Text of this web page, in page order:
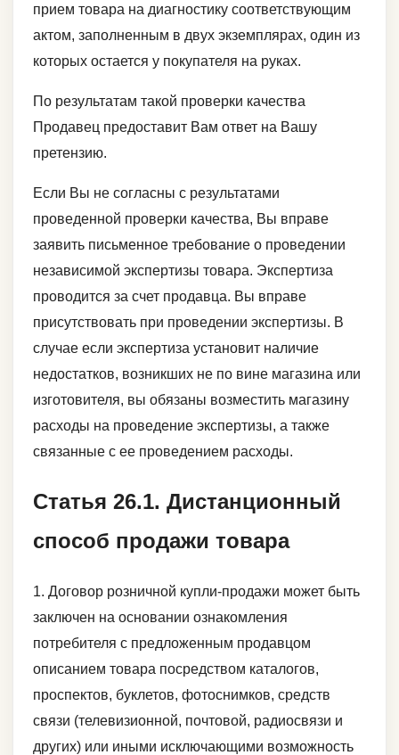
прием товара на диагностику соответствующим
актом, заполненным в двух экземплярах, один из
которых остается у покупателя на руках.
По результатам такой проверки качества
Продавец предоставит Вам ответ на Вашу
претензию.
Если Вы не согласны с результатами
проведенной проверки качества, Вы вправе
заявить письменное требование о проведении
независимой экспертизы товара. Экспертиза
проводится за счет продавца. Вы вправе
присутствовать при проведении экспертизы. В
случае если экспертиза установит наличие
недостатков, возникших не по вине магазина или
изготовителя, вы обязаны возместить магазину
расходы на проведение экспертизы, а также
связанные с ее проведением расходы.
Статья 26.1. Дистанционный
способ продажи товара
1. Договор розничной купли-продажи может быть
заключен на основании ознакомления
потребителя с предложенным продавцом
описанием товара посредством каталогов,
проспектов, буклетов, фотоснимков, средств
связи (телевизионной, почтовой, радиосвязи и
других) или иными исключающими возможность